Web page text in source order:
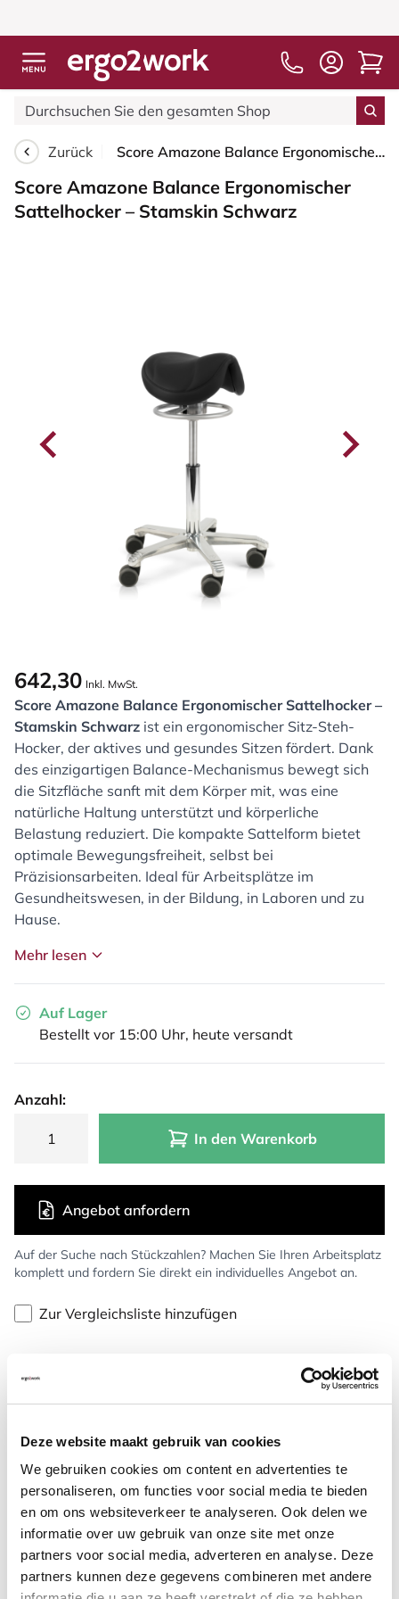
Deze website maakt gebruik van cookies
We gebruiken cookies om content en advertenties te
personaliseren, om functies voor social media te bieden
en om ons websiteverkeer te analyseren. Ook delen we
informatie over uw gebruik van onze site met onze
partners voor social media, adverteren en analyse. Deze
partners kunnen deze gegevens combineren met andere
Zurück Score Amazone Balance Ergonomischer Sattelhocker – Stamskin Schwarz
Score Amazone Balance Ergonomischer
Sattelhocker – Stamskin Schwarz
642,30 Inkl. MwSt.
Score Amazone Balance Ergonomischer Sattelhocker –
Stamskin Schwarz ist ein ergonomischer Sitz-Steh-
Hocker, der aktives und gesundes Sitzen fördert. Dank
des einzigartigen Balance-Mechanismus bewegt sich
die Sitzfläche sanft mit dem Körper mit, was eine
natürliche Haltung unterstützt und körperliche
Belastung reduziert. Die kompakte Sattelform bietet
optimale Bewegungsfreiheit, selbst bei
Präzisionsarbeiten. Ideal für Arbeitsplätze im
Gesundheitswesen, in der Bildung, in Laboren und zu
Hause.
Mehr lesen
Auf Lager
Bestellt vor 15:00 Uhr, heute versandt
Anzahl:
In den Warenkorb
Auf der Suche nach Stückzahlen? Machen Sie Ihren Arbeitsplatz
komplett und fordern Sie direkt ein individuelles Angebot an.
Angebot anfordern
Zur Vergleichsliste hinzufügen
PersönlichetelefonischeBeratung
Weitere Informationen